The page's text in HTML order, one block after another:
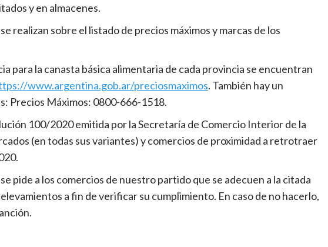
y en almacenes.
realizan sobre el listado de precios máximos y marcas de los
para la canasta básica alimentaria de cada provincia se encuentran
www.argentina.gob.ar/preciosmaximos. También hay un
Precios Máximos: 0800-666-1518.
100/2020 emitida por la Secretaría de Comercio Interior de la
(en todas sus variantes) y comercios de proximidad a retrotraer
pide a los comercios de nuestro partido que se adecuen a la citada
a fin de verificar su cumplimiento. En caso de no hacerlo,